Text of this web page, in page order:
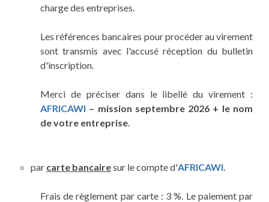
charge des entreprises.
Les références bancaires pour procéder au virement
sont transmis avec l'accusé réception du bulletin
d'inscription.
Merci de préciser dans le libellé du virement :
AFRICAWI – mission septembre 2026 + le nom
de votre entreprise.
par carte bancairesur le compte d'AFRICAWI.
Frais de règlement par carte : 3 %. Le paiement par